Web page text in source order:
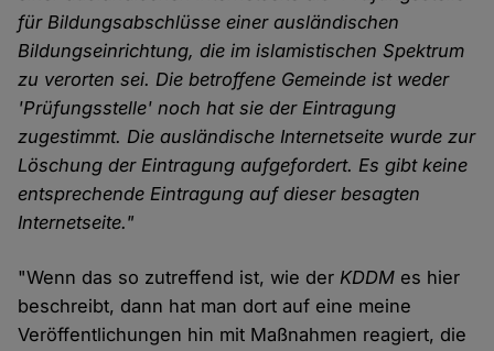
für Bildungsabschlüsse einer ausländischen
Bildungseinrichtung, die im islamistischen Spektrum
zu verorten sei. Die betroffene Gemeinde ist weder
'Prüfungsstelle' noch hat sie der Eintragung
zugestimmt. Die ausländische Internetseite wurde zur
Löschung der Eintragung aufgefordert. Es gibt keine
entsprechende Eintragung auf dieser besagten
Internetseite."
"Wenn das so zutreffend ist, wie derKDDM es hier
beschreibt, dann hat man dort auf eine meine
Veröffentlichungen hin mit Maßnahmen reagiert, die